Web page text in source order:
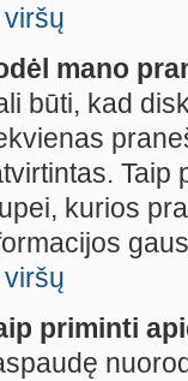
viršų
mano
būti, kad
Taip
kurios
viršų
priminti